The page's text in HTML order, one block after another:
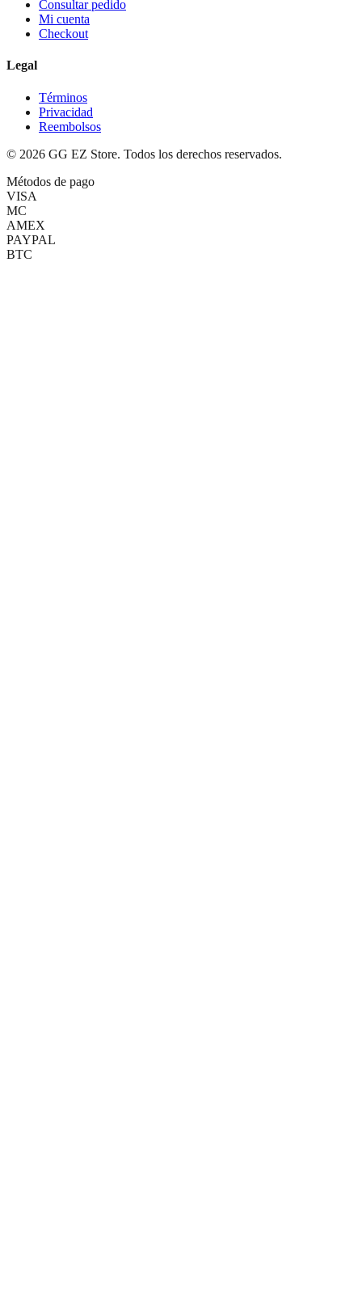
Consultar pedido
Mi cuenta
Checkout
Legal
Términos
Privacidad
Reembolsos
© 2026 GG EZ Store. Todos los derechos reservados.
Métodos de pago
VISA
MC
AMEX
PAYPAL
BTC